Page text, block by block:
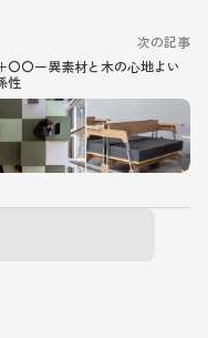
次の記事
〇〇ー異素材と木の心地よい
性